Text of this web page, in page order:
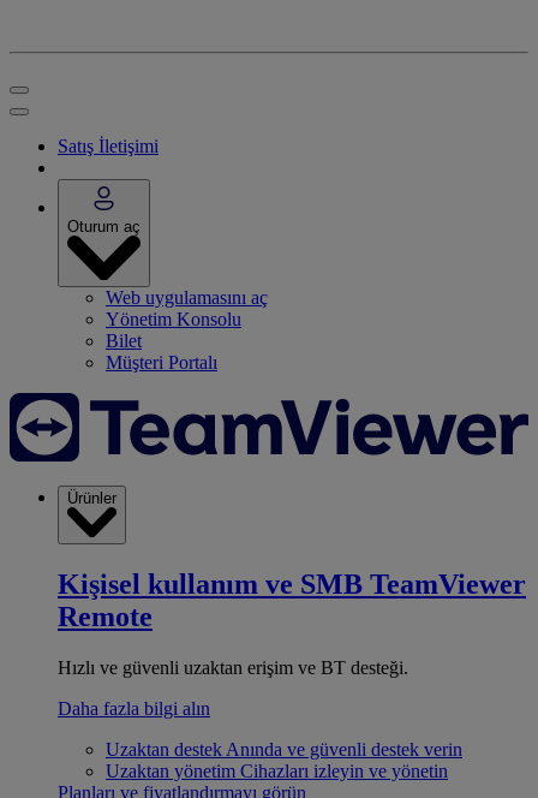
Satış İletişimi
Oturum aç
Web uygulamasını aç
Yönetim Konsolu
Bilet
Müşteri Portalı
Ürünler
Kişisel kullanım ve SMB TeamViewer
Remote
Hızlı ve güvenli uzaktan erişim ve BT desteği.
Daha fazla bilgi alın
Uzaktan destek Anında ve güvenli destek verin
Uzaktan yönetim Cihazları izleyin ve yönetin
Planları ve fiyatlandırmayı görün